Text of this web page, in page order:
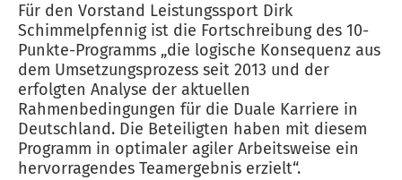
Für den Vorstand Leistungssport Dirk
Schimmelpfennig ist die Fortschreibung des 10-
Punkte-Programms „die logische Konsequenz aus
dem Umsetzungsprozess seit 2013 und der
erfolgten Analyse der aktuellen
Rahmenbedingungen für die Duale Karriere in
Deutschland. Die Beteiligten haben mit diesem
Programm in optimaler agiler Arbeitsweise ein
hervorragendes Teamergebnis erzielt“.